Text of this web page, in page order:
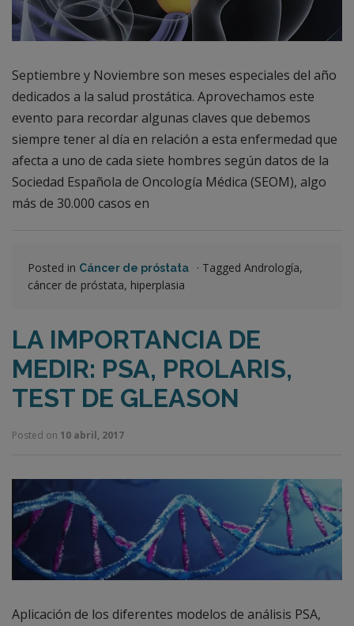
Septiembre y Noviembre son meses especiales del año
dedicados a la salud prostática. Aprovechamos este
evento para recordar algunas claves que debemos
siempre tener al día en relación a esta enfermedad que
afecta a uno de cada siete hombres según datos de la
Sociedad Española de Oncología Médica (SEOM), algo
más de 30.000 casos en
Posted in Cáncer de próstata · Tagged Andrología,
cáncer de próstata, hiperplasia
LA IMPORTANCIA DE
MEDIR: PSA, PROLARIS,
TEST DE GLEASON
Posted on 10 abril, 2017
Aplicación de los diferentes modelos de análisis PSA,